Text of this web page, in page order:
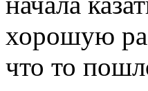
хорошую
что то